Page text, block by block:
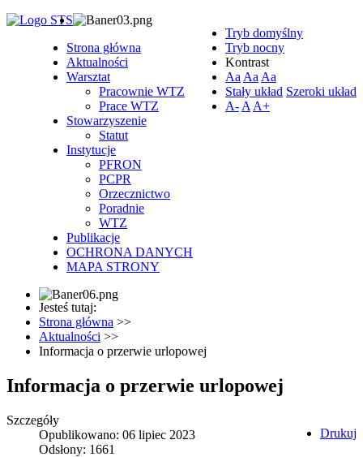
Tryb domyślny
Tryb nocny
Kontrast
Aa Aa Aa
Stały układ Szeroki układ
A- A A+
Strona główna
Aktualności
Warsztat
Pracownie WTZ
Prace WTZ
Stowarzyszenie
Statut
Instytucje
PFRON
PCPR
Orzecznictwo
Poradnie
WTZ
Publikacje
OCHRONA DANYCH
MAPA STRONY
Jesteś tutaj:
Strona główna >>
Aktualności >>
Informacja o przerwie urlopowej
Informacja o przerwie urlopowej
Drukuj
Szczegóły
Opublikowano: 06 lipiec 2023
Odsłony: 1661